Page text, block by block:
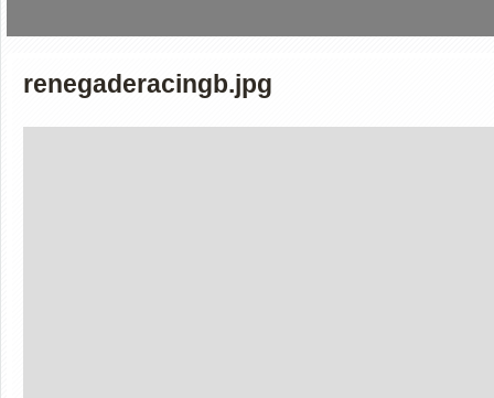
renegaderacingb.jpg